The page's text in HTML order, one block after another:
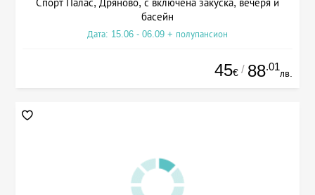
басейн
Дата: 15.06 - 06.09 + полупансион
45€ / 88.01
лв.